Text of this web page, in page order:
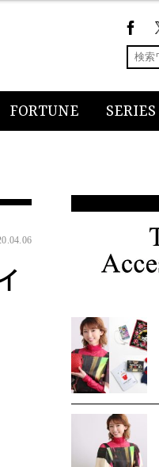
FORTUNE SERIES